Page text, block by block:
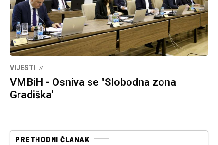
VIJESTI
VMBiH - Osniva se "Slobodna zona
Gradiška"
PRETHODNI ČLANAK